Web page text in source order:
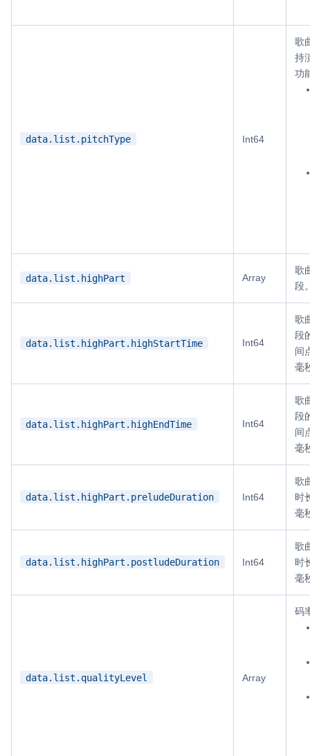
data.list.pitchType Int64
歌
持
功
data.list.highPart Array
歌
段
data.list.highPart.highStartTime Int64
歌
段
间
毫
data.list.highPart.highEndTime Int64
歌
段
间
毫
data.list.highPart.preludeDuration Int64
歌
时
毫
data.list.highPart.postludeDuration Int64
歌
时
毫
data.list.qualityLevel Array
码